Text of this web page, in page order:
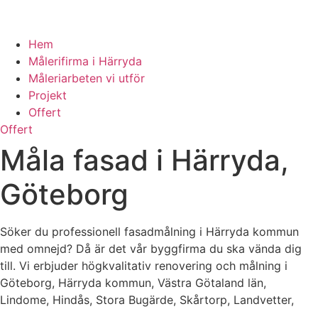
Hem
Målerifirma i Härryda
Måleriarbeten vi utför
Projekt
Offert
Offert
Måla fasad i Härryda,
Göteborg
Söker du professionell fasadmålning i Härryda kommun
med omnejd? Då är det vår byggfirma du ska vända dig
till. Vi erbjuder högkvalitativ renovering och målning i
Göteborg, Härryda kommun, Västra Götaland län,
Lindome, Hindås, Stora Bugärde, Skårtorp, Landvetter,